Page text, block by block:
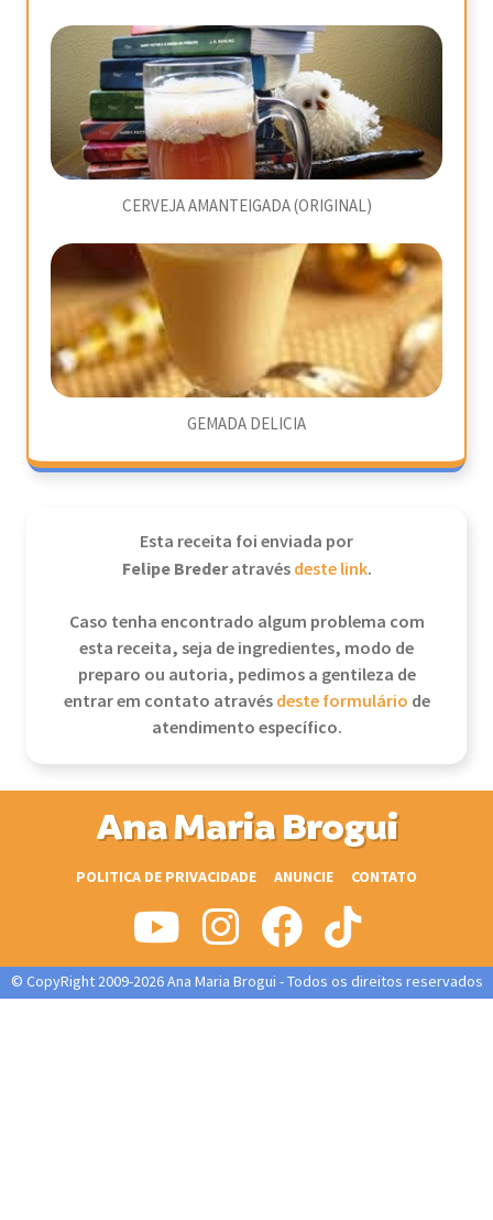
CERVEJA AMANTEIGADA (ORIGINAL)
GEMADA DELICIA
Esta receita foi enviada por
Felipe Brederatravésdeste link.
Caso tenha encontrado algum problema com
esta receita, seja de ingredientes, modo de
preparo ou autoria, pedimos a gentileza de
entrar em contato atravésdeste formulário de
atendimento específico.
Ana Maria Brogui
POLITICA DE PRIVACIDADE ANUNCIE CONTATO
© CopyRight 2009-2026 Ana Maria Brogui - Todos os direitos reservados